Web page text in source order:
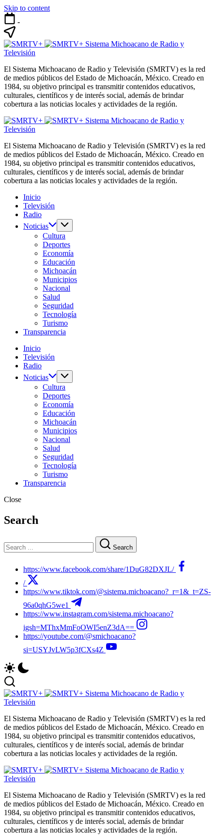
Skip to content
-
Sistema Michoacano de Radio y
Televisión
El Sistema Michoacano de Radio y Televisión (SMRTV) es la red
de medios públicos del Estado de Michoacán, México. Creado en
1984, su objetivo principal es transmitir contenidos educativos,
culturales, científicos y de interés social, además de brindar
cobertura a las noticias locales y actividades de la región.
Sistema Michoacano de Radio y
Televisión
El Sistema Michoacano de Radio y Televisión (SMRTV) es la red
de medios públicos del Estado de Michoacán, México. Creado en
1984, su objetivo principal es transmitir contenidos educativos,
culturales, científicos y de interés social, además de brindar
cobertura a las noticias locales y actividades de la región.
Inicio
Televisión
Radio
Noticias
Cultura
Deportes
Economía
Educación
Michoacán
Municipios
Nacional
Salud
Seguridad
Tecnología
Turismo
Transparencia
Inicio
Televisión
Radio
Noticias
Cultura
Deportes
Economía
Educación
Michoacán
Municipios
Nacional
Salud
Seguridad
Tecnología
Turismo
Transparencia
Close
Search
Search
https://www.facebook.com/share/1DuG82DXJL/
/
https://www.tiktok.com/@sistema.michoacano?_r=1&_t=ZS-
96a0qhG5we1
https://www.instagram.com/sistema.michoacano?
igsh=MThxMmFoOWI5enZ3dA==
https://youtube.com/@smichoacano?
si=USYJvLW5p3fCXs4Z
Sistema Michoacano de Radio y
Televisión
El Sistema Michoacano de Radio y Televisión (SMRTV) es la red
de medios públicos del Estado de Michoacán, México. Creado en
1984, su objetivo principal es transmitir contenidos educativos,
culturales, científicos y de interés social, además de brindar
cobertura a las noticias locales y actividades de la región.
Sistema Michoacano de Radio y
Televisión
El Sistema Michoacano de Radio y Televisión (SMRTV) es la red
de medios públicos del Estado de Michoacán, México. Creado en
1984, su objetivo principal es transmitir contenidos educativos,
culturales, científicos y de interés social, además de brindar
cobertura a las noticias locales y actividades de la región.